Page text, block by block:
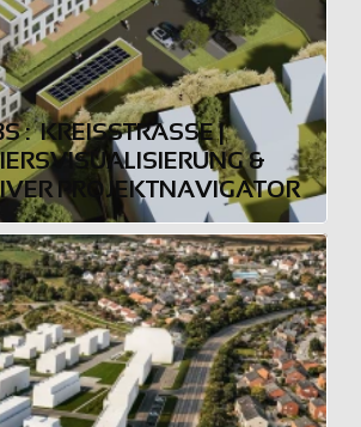
:  KREISSTRASSE | Q
& I
PROJEKTNAVIGATOR